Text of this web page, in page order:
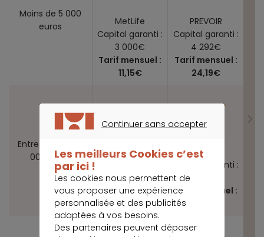
Moins de 5 000
euros
MetLife
Capital garanti :
3 000€
Tarif mensuel :
11,15€
PREVOIR
Capital garanti :
4 292€
Tarif mensuel :
24,19€
Entre 5 000 et 7
000 euros
MetLife
5 000€
Tarif mensuel :
18,58€
PREVOIR
Capital garanti :
Tarif mensuel :
Continuer sans accepter
Les meilleurs Cookies c’est
par ici !
Les cookies nous permettent de
vous proposer une expérience
personnalisée et des publicités
adaptées à vos besoins.
Des partenaires peuvent déposer